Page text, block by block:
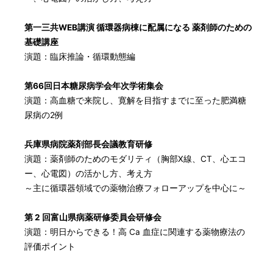
第一三共WEB講演 循環器病棟に配属になる 薬剤師のための
基礎講座
演題：臨床推論・循環動態編
第66回日本糖尿病学会年次学術集会
演題：高血糖で来院し、寛解を目指すまでに至った肥満糖
尿病の2例
兵庫県病院薬剤部長会議教育研修
演題：薬剤師のためのモダリティ（胸部X線、CT、心エコ
ー、心電図）の活かし方、考え方
～主に循環器領域での薬物治療フォローアップを中心に～
第 2 回富山県病薬研修委員会研修会
演題：明日からできる！高 Ca 血症に関連する薬物療法の
評価ポイント